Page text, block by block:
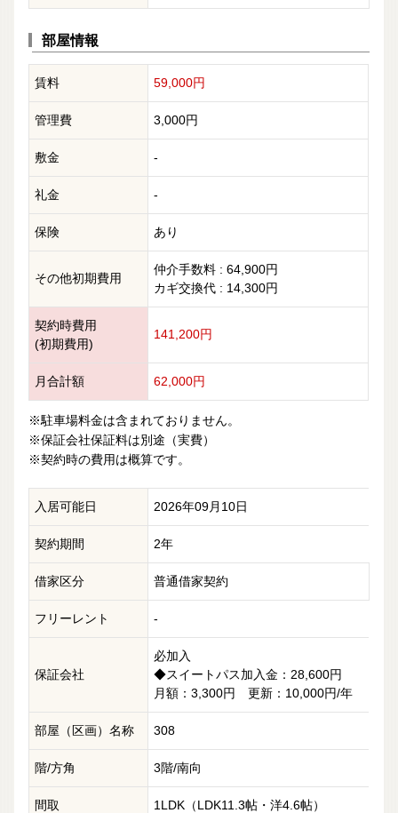
部屋情報
賃料 59,000円
管理費 3,000円
敷金 -
礼金 -
保険 あり
その他初期費用
仲介手数料 : 64,900円
カギ交換代 : 14,300円
契約時費用
(初期費用)
141,200円
月合計額 62,000円
※駐車場料金は含まれておりません。
※保証会社保証料は別途（実費）
※契約時の費用は概算です。
入居可能日 2026年09月10日
契約期間 2年
借家区分 普通借家契約
フリーレント -
保証会社
必加入
◆スイートパス加入金：28,600円
月額：3,300円 更新：10,000円/年
部屋（区画）名称 308
階/方角 3階/南向
間取 1LDK（LDK11.3帖・洋4.6帖）